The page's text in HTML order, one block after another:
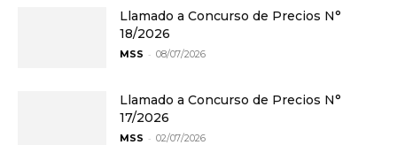
Llamado a Concurso de Precios N°
18/2026
MSS - 08/07/2026
Llamado a Concurso de Precios N°
17/2026
MSS - 02/07/2026